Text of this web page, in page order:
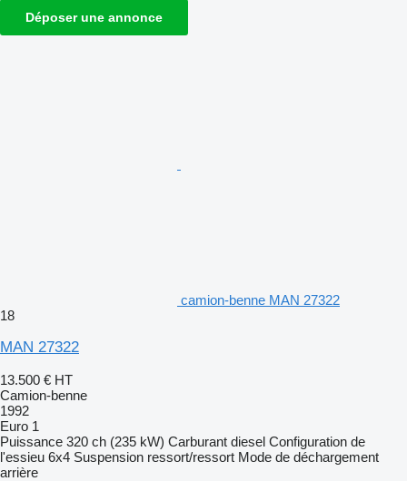
Déposer une annonce
camion-benne MAN 27322
18
MAN 27322
13.500 € HT
Camion-benne
1992
Euro 1
Puissance 320 ch (235 kW) Carburant diesel Configuration de
l'essieu 6x4 Suspension ressort/ressort Mode de déchargement
arrière